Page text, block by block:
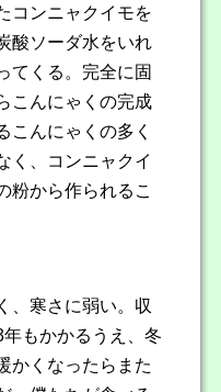
コンニャクイモを
酸ソーダ水をいれ
てくる。完全に固
こんにゃくの完成
こんにゃくの多く
く、コンニャクイ
粉から作られるこ
、寒さに弱い。収
もかかるうえ、冬
かくなったらまた